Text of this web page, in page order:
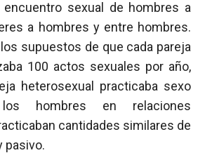
encuentro sexual de hombres a
a hombres y entre hombres.
supuestos de que cada pareja
100 actos sexuales por año,
heterosexual practicaba sexo
hombres en relaciones
cantidades similares de
pasivo.